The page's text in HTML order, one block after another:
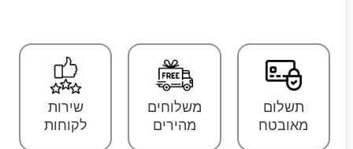
תשלום
מאובטח
משלוחים
מהירים
שירות
לקוחות